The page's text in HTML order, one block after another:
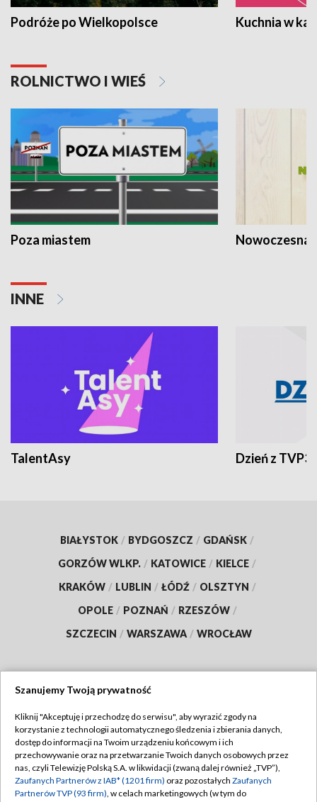
Podróże po Wielkopolsce Kuchnia w
ROLNICTWO I WIEŚ
Poza miastem Nowoczesna
INNE
TalentAsy Dzień z TVP3
BIAŁYSTOK / BYDGOSZCZ / GDAŃSK /
GORZÓW WLKP. / KATOWICE / KIELCE /
KRAKÓW / LUBLIN / ŁÓDŹ / OLSZTYN /
OPOLE / POZNAŃ / RZESZÓW /
SZCZECIN / WARSZAWA / WROCŁAW
TVP
Abonament TVP
Emisja w TVP
Regulamin TVP
Polityka prywatności
Szanujemy Twoją prywatność
Kliknij "Akceptuję i przechodzę do serwisu", aby wyrazić zgody na
korzystanie z technologii automatycznego śledzenia i zbierania danych,
dostęp do informacji na Twoim urządzeniu końcowym i ich
przechowywanie oraz na przetwarzanie Twoich danych osobowych przez
nas, czyli Telewizję Polską S.A. w likwidacji (zwaną dalej również „TVP”),
Zaufanych Partnerów z IAB* (1201 firm) oraz pozostałych Zaufanych
Partnerów TVP (93 firm), w celach marketingowych (w tym do